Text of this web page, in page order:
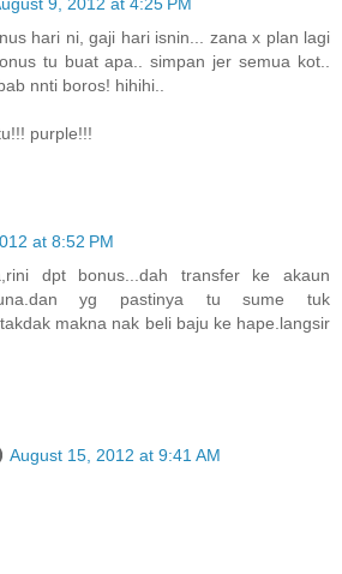
9, 2012 at 4:25 PM
hari ni, gaji hari isnin... zana x plan lagi
tu buat apa.. simpan jer semua kot..
nnti boros! hihihi..
purple!!!
at 8:52 PM
dpt bonus...dah transfer ke akaun
yg pastinya tu sume tuk
makna nak beli baju ke hape.langsir
August 15, 2012 at 9:41 AM